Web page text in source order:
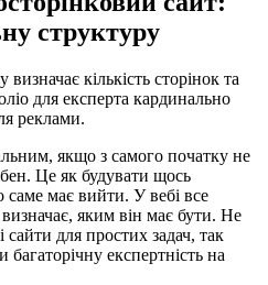
структуру
кількість сторінок та
для експерта кардинально
реклами.
якщо з самого початку не
Це як будувати щось
має вийти. У вебі все
яким він має бути. Не
сайти для простих задач, так
багаторічну експертність на